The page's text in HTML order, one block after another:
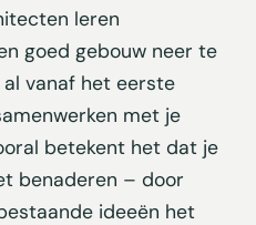
leren
goed gebouw neer te
vanaf het eerste
met je
betekent het dat je
benaderen – door
ideeën het